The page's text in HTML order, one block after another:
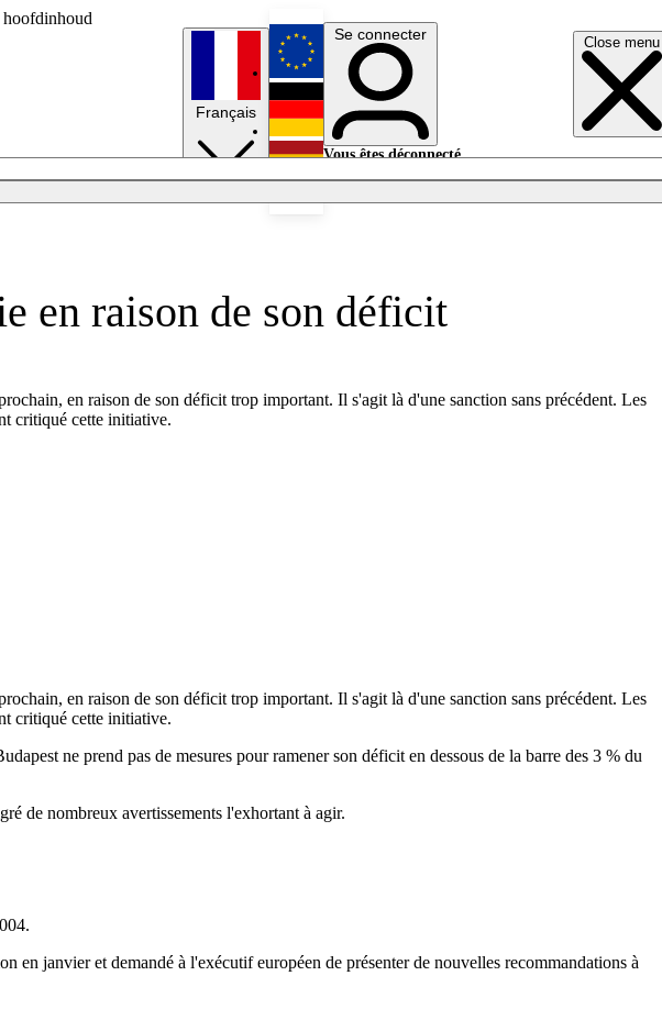
hoofdinhoud
Close menu
Français
English
Deutsch
Se connecter
Vous êtes déconnecté.
en raison de son déficit
en raison de son déficit trop important. Il s'agit là d'une sanction sans précédent. Les
critiqué cette initiative.
en raison de son déficit trop important. Il s'agit là d'une sanction sans précédent. Les
critiqué cette initiative.
ne prend pas de mesures pour ramener son déficit en dessous de la barre des 3 % du
de nombreux avertissements l'exhortant à agir.
en janvier et demandé à l'exécutif européen de présenter de nouvelles recommandations à